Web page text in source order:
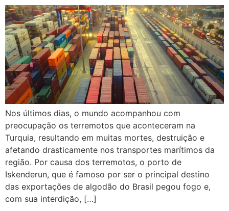
Nos últimos dias, o mundo acompanhou com
preocupação os terremotos que aconteceram na
Turquia, resultando em muitas mortes, destruição e
afetando drasticamente nos transportes marítimos da
região. Por causa dos terremotos, o porto de
Iskenderun, que é famoso por ser o principal destino
das exportações de algodão do Brasil pegou fogo e,
com sua interdição, […]